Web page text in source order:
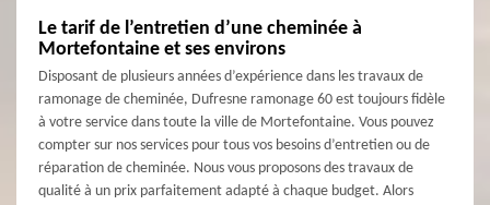
Le tarif de l’entretien d’une cheminée à
Mortefontaine et ses environs
Disposant de plusieurs années d’expérience dans les travaux de
ramonage de cheminée, Dufresne ramonage 60 est toujours fidèle
à votre service dans toute la ville de Mortefontaine. Vous pouvez
compter sur nos services pour tous vos besoins d’entretien ou de
réparation de cheminée. Nous vous proposons des travaux de
qualité à un prix parfaitement adapté à chaque budget. Alors